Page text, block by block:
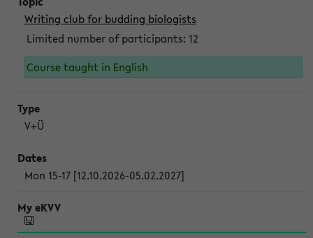
Writing club for budding biologists
Limited number of participants: 12
Course taught in English
V+Ü
Mon 15-17 [12.10.2026-05.02.2027]